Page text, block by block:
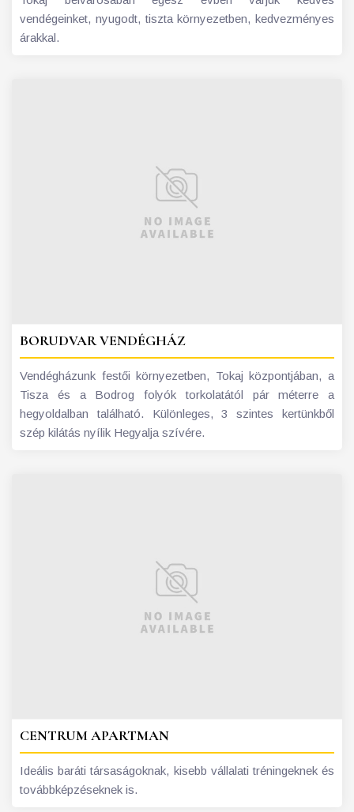
vendégeinket, nyugodt, tiszta környezetben, kedvezményes
árakkal.
BORUDVAR VENDÉGHÁZ
Vendégházunk festői környezetben, Tokaj központjában, a
Tisza és a Bodrog folyók torkolatától pár méterre a
hegyoldalban található. Különleges, 3 szintes kertünkből
szép kilátás nyílik Hegyalja szívére.
CENTRUM APARTMAN
Ideális baráti társaságoknak, kisebb vállalati tréningeknek és
továbbképzéseknek is.